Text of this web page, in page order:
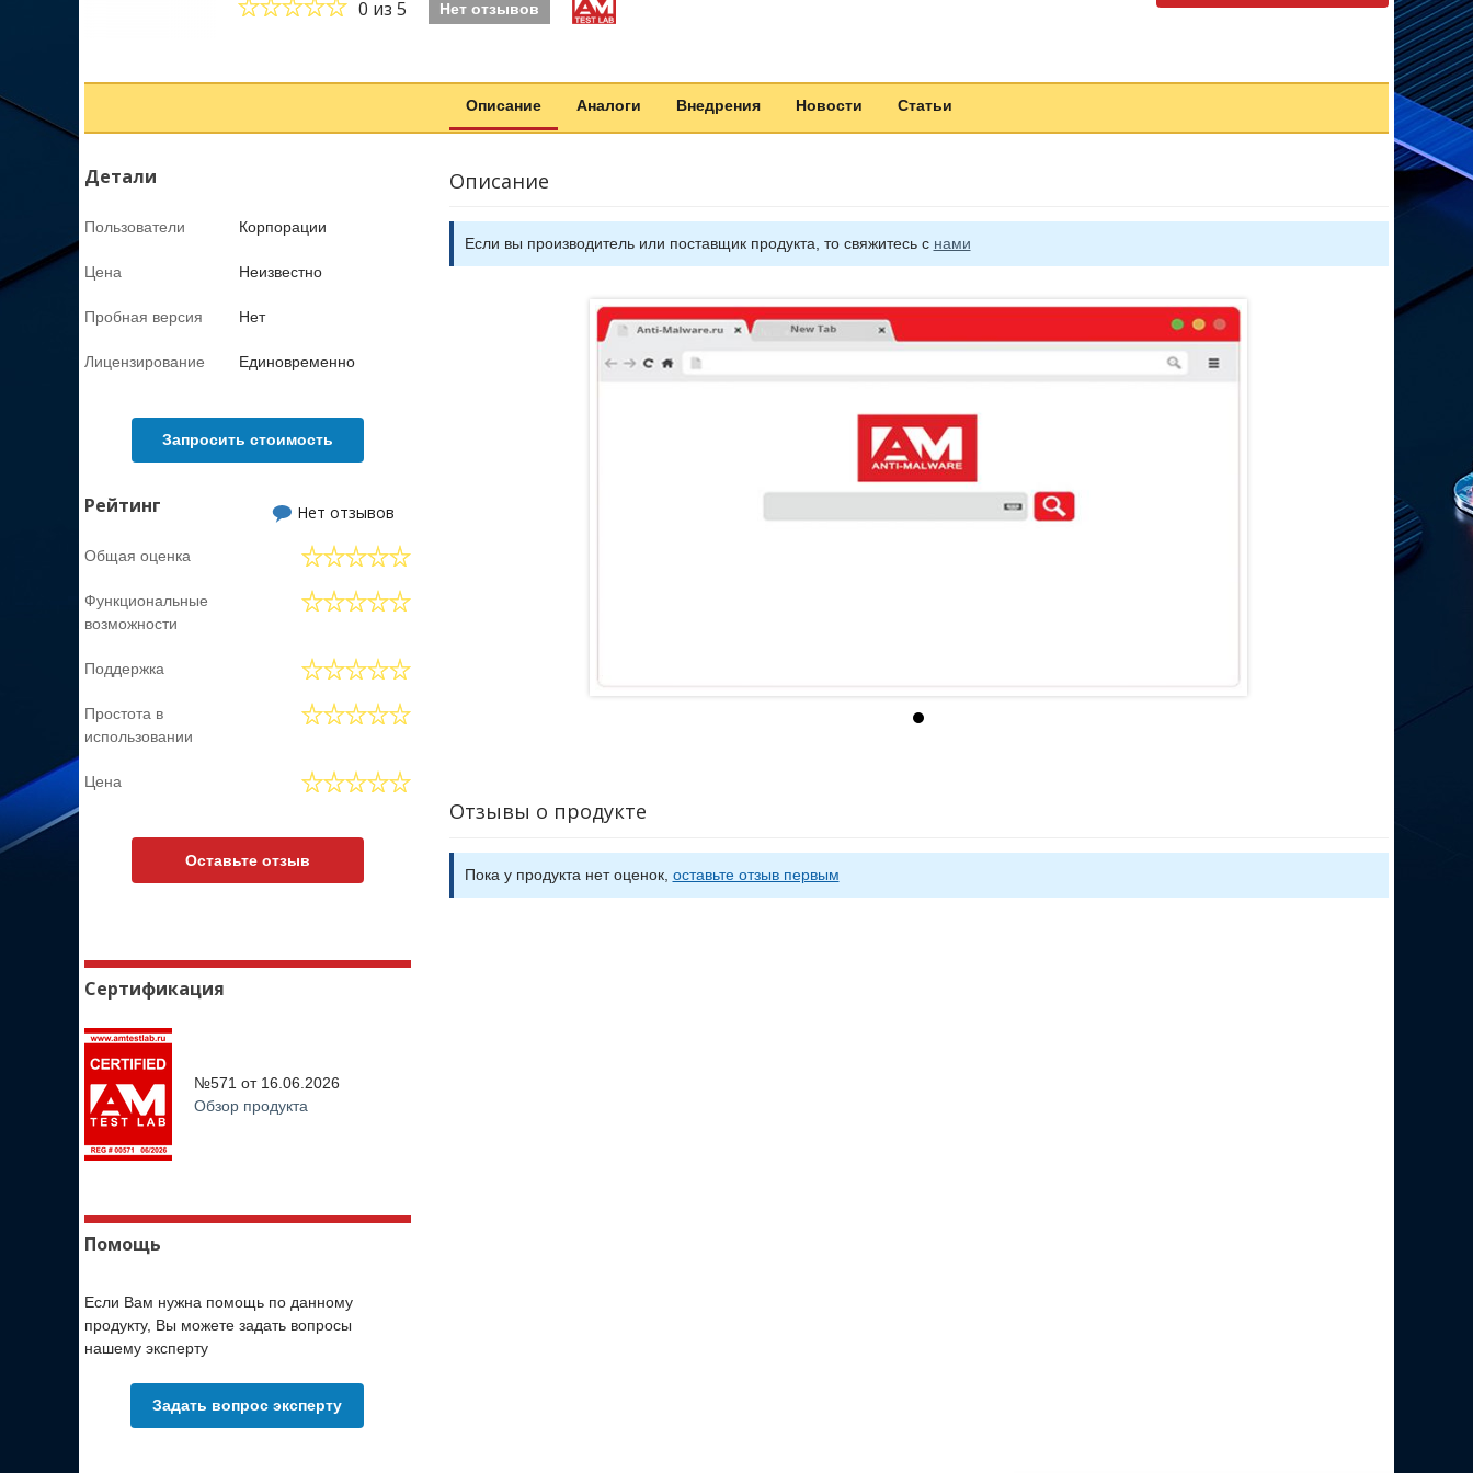
0 из 5 Нет отзывов
Описание Аналоги Внедрения Новости Статьи
Детали
Пользователи Корпорации
Цена Неизвестно
Пробная версия Нет
Лицензирование Единовременно
Запросить стоимость
Рейтинг Нет отзывов
Общая оценка
Функциональные
возможности
Поддержка
Простота в
использовании
Цена
Оставьте отзыв
Сертификация
№571 от 16.06.2026
Обзор продукта
Помощь
Если Вам нужна помощь по данному
продукту, Вы можете задать вопросы
нашему эксперту
Задать вопрос эксперту
Описание
Если вы производитель или поставщик продукта, то свяжитесь с нами
Отзывы о продукте
Пока у продукта нет оценок, оставьте отзыв первым